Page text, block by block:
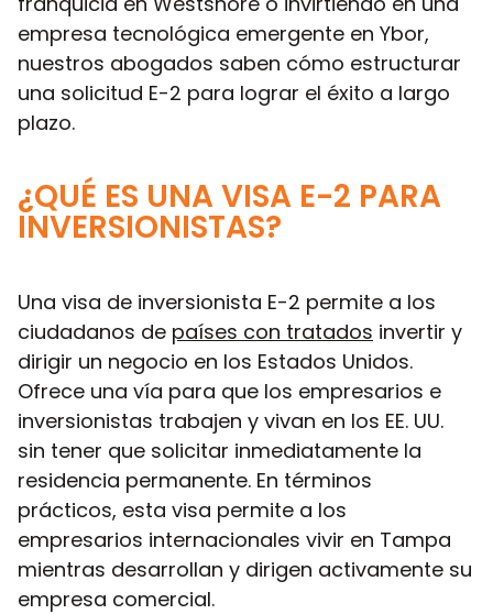
empresa tecnológica emergente en Ybor,
nuestros abogados saben cómo estructurar
una solicitud E-2 para lograr el éxito a largo
plazo.
¿QUÉ ES UNA VISA E-2 PARA
INVERSIONISTAS?
Una visa de inversionista E-2 permite a los
ciudadanos de países con tratados invertir y
dirigir un negocio en los Estados Unidos.
Ofrece una vía para que los empresarios e
inversionistas trabajen y vivan en los EE. UU.
sin tener que solicitar inmediatamente la
residencia permanente. En términos
prácticos, esta visa permite a los
empresarios internacionales vivir en Tampa
mientras desarrollan y dirigen activamente su
empresa comercial.